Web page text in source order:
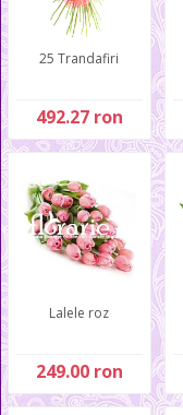
25 Trandafiri
492.27 ron
Lalele roz
249.00 ron